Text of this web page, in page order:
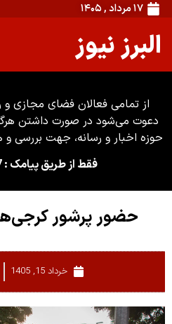
۱۷ مرداد , ۱۴۰۵
البرز نیوز
از تمامی فعالان فضای مجازی و
دعوت می‌شود در صورت داشتن
حوزه اخبار و رسانه، جهت بررسی و
فقط از طریق پیامک : 09127679717
حضور پرشور
خرداد 15, 1405